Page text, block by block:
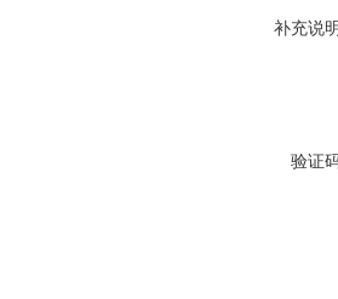
补充说
验证